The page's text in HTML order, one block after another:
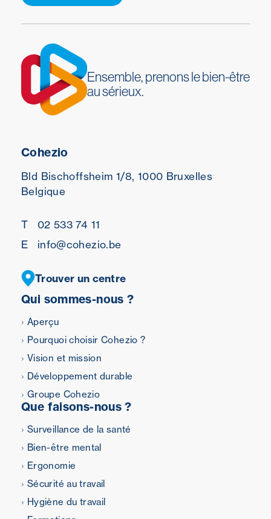
Ensemble, prenons le bien-être
au sérieux.
Qui sommes-nous ?
Aperçu
Pourquoi choisir Cohezio ?
Vision et mission
Développement durable
Groupe Cohezio
Que faisons-nous ?
Surveillance de la santé
Bien-être mental
Ergonomie
Sécurité au travail
Hygiène du travail
Cohezio
Bld Bischoffsheim 1/8, 1000 Bruxelles
Belgique
T
02 533 74 11
E
info@cohezio.be
Trouver un centre